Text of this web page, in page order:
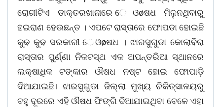
ରୋଗୀଟିଏ ଡାକ୍ତରଖାନାରେ େଓøଷଧ ମିଳୁନଥିବାରୁ
ହଇରାଣ ହେଉଛନ୍ତ । ଏପଟେ ରାସ୍ତାରେ ଫୋପଡା ହୋଇଛି
କୁଢ କୁଢ ସରକାରୀ େଓøଷଧ । ଝାରସୁଗୁଡା କୋଲାବିରା
ରାସ୍ତାର ପୁର୍ଣ୍ଣା ନିକଟସ୍ଥ ଏକ ଅପନ୍ତରିଆ ସ୍ଥାନରେ
ଲକ୍ଷାଧିକ ଟଙ୍କାର ଔଷଧ ନଷ୍ଟ ହୋଇ ଫୋପାଡ଼ି
ଦିଆଯାଇଛି। ଝାରସୁଗୁଡା ଜିଲ୍ଲା ମୁଖ୍ୟ ଚିକିତ୍ସାଳୟରୁ
ବହୁ ଦୂରରେ ଏହି ଔଷଧ ଫିଙ୍ଗି ଦିଆଯାଇଥିବା ବେଳେ ଏହା